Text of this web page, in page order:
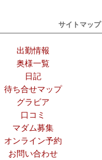
サイトマップ
出勤情報
奥様一覧
日記
待ち合せマップ
グラビア
口コミ
マダム募集
オンライン予約
お問い合わせ